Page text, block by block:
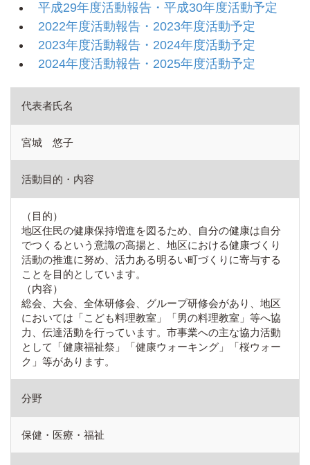
平成29年度活動報告・平成30年度活動予定
2022年度活動報告・2023年度活動予定
2023年度活動報告・2024年度活動予定
2024年度活動報告・2025年度活動予定
代表者氏名
宮城 悠子
活動目的・内容
（目的）
地区住民の健康保持増進を図るため、自分の健康は自分
でつくるという意識の高揚と、地区における健康づくり
活動の推進に努め、活力ある明るい町づくりに寄与する
ことを目的としています。
（内容）
総会、大会、全体研修会、グループ研修会があり、地区
においては「こども料理教室」「男の料理教室」等へ協
力、伝達活動を行っています。市事業への主な協力活動
として「健康福祉祭」「健康ウォーキング」「桜ウォー
ク」等があります。
分野
保健・医療・福祉